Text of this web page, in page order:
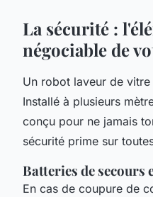
La sécurité :
négociable de
Un robot laveur de vitre
Installé à plusieurs
conçu pour ne jamais
sécurité prime sur
Batteries de
En cas de coupure de